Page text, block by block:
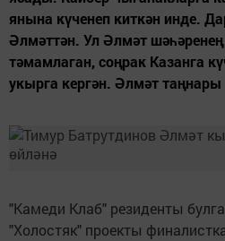
янына күченеп киткән инде.
Әлмәттән. Ул Әлмәт
тәмамлаган, соңрак Казанга
укырга кергән. Әлмәт таңнары
"Камеди Клаб" резиденты
"Холостяк" проекты